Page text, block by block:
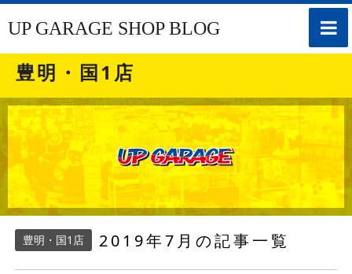
toggle
UP GARAGE SHOP BLOG
豊明・国1店
豊明・国1店 2019年7月の記事一覧